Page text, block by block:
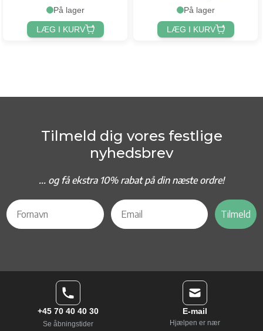
På lager
LÆG I KURV
På lager
LÆG I KURV
Tilmeld dig vores festlige
nyhedsbrev
... og få ekstra 10% rabat på din næste ordre!
Tilmeld
+45 70 40 40 30
Se åbningstider
E-mail
Hjælpen er nær